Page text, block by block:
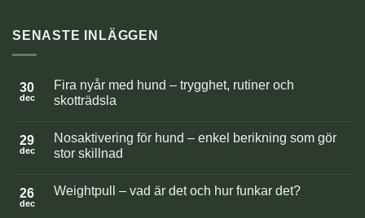
SENASTE INLÄGGEN
30
dec
Fira nyår med hund – trygghet, rutiner och
skotträdsla
till
Fira
nyår
–
29
dec
Nosaktivering för hund – enkel berikning som gör
stor skillnad
till
26
dec
Weightpull – vad är det och hur funkar det?